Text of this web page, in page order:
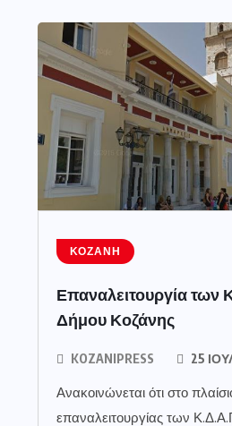
ΚΟΖΆΝΗ
Επαναλειτουργία
Δήμου Κοζάνης
KOZANIPRESS 25
Ανακοινώνεται ότι στο
επαναλειτουργίας των